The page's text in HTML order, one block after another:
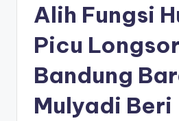
Alih Fungsi
Picu Longsor
Bandung
Mulyadi Beri